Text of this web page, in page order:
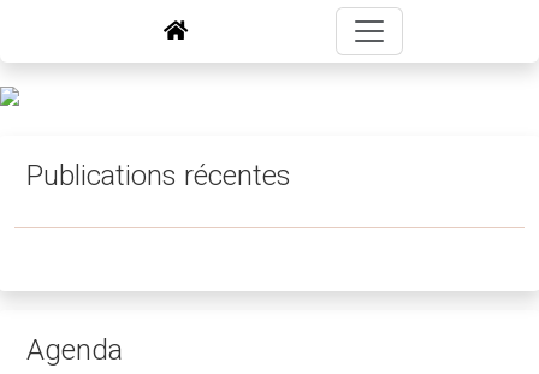
Publications récentes
Agenda